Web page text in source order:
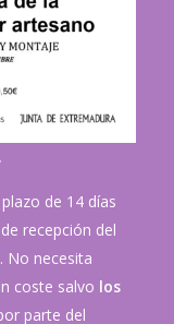
de 14 días
recepción del
No necesita
coste salvo los
parte del